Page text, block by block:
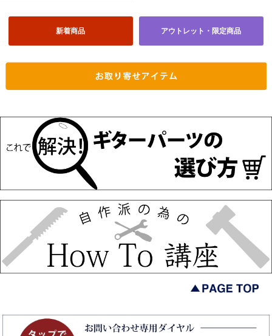
新着商品 アウトレット・限定商品